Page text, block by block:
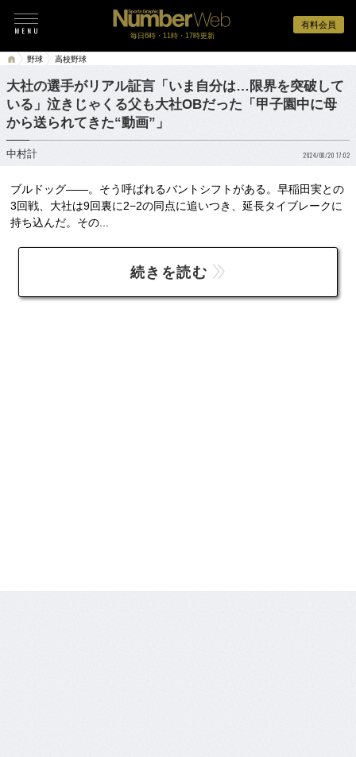
有料会員
毎日6時・11時・17時更新
野球 高校野球
大社の選手がリアル証言「いま自分は…限界を突破して
いる」泣きじゃくる父も大社OBだった「甲子園中に母
から送られてきた“動画”」
中村計 2024/08/20 17:02
ブルドッグ——。そう呼ばれるバントシフトがある。早稲田実との
3回戦、大社は9回裏に2−2の同点に追いつき、延長タイブレークに
持ち込んだ。その...
続きを読む